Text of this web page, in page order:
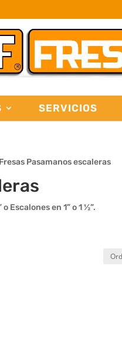
SERVICIOS
Pasamanos escaleras
Escalones en 1” o 1 ½”.